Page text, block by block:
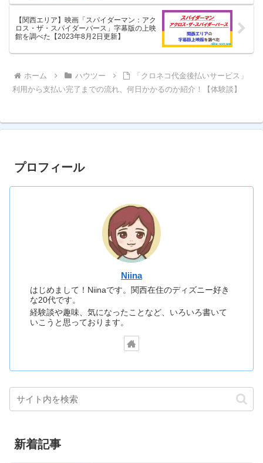
【関西エリア】映画「スパイダーマン：アク
ロス・ザ・スパイダーバース」字幕版の上映
館を調べた【2023年8月2日更新】
ホーム ハウツー
「クロネコ代金後払いサービス」
利用から支払い完了までの流れ、何日かかるのか紹介！【体験談】
プロフィール
Niina
はじめまして！Niinaです。関西在住のディズニー好き
な20代です。
経験談や趣味、気になったことなど、いろいろ書いて
いこうと思っております。
新着記事